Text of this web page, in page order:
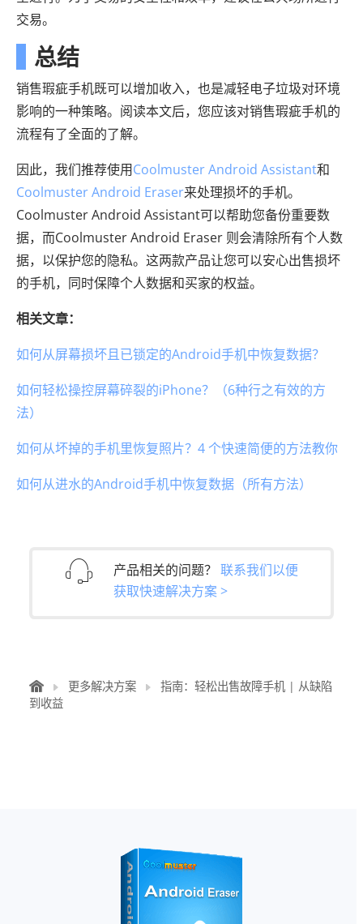
交易。
总结
销售瑕疵手机既可以增加收入，也是减轻电子垃圾对环境
影响的一种策略。阅读本文后，您应该对销售瑕疵手机的
流程有了全面的了解。
因此，我们推荐使用Coolmuster Android Assistant和
Coolmuster Android Eraser来处理损坏的手机。
Coolmuster Android Assistant可以帮助您备份重要数
据，而Coolmuster Android Eraser 则会清除所有个人数
据，以保护您的隐私。这两款产品让您可以安心出售损坏
的手机，同时保障个人数据和买家的权益。
相关文章：
如何从屏幕损坏且已锁定的Android手机中恢复数据？
如何轻松操控屏幕碎裂的iPhone？（6种行之有效的方
法）
如何从坏掉的手机里恢复照片？4 个快速简便的方法教你
如何从进水的Android手机中恢复数据（所有方法）
产品相关的问题？ 联系我们以便
获取快速解决方案 >
更多解决方案
指南：轻松出售故障手机 | 从缺陷
到收益